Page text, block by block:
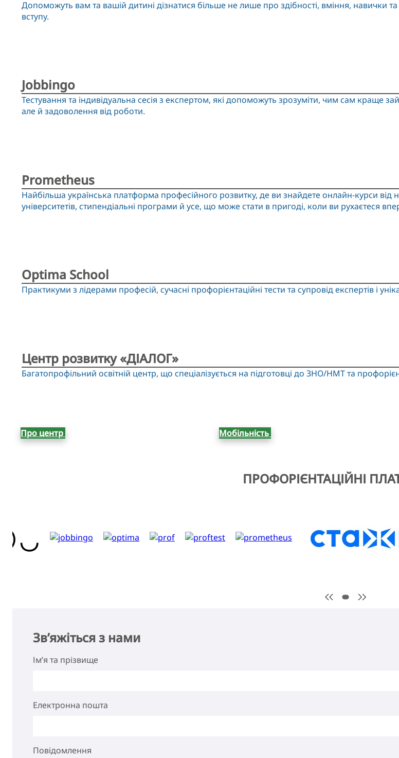
Допоможуть вам та вашій дитині дізнатися більше не лише про здібності, вміння, навички
вступу.
Jobbingo
Тестування та індивідуальна сесія з експертом, які допоможуть зрозуміти, чим сам краще
але й задоволення від роботи.
Prometheus
Найбільша українська платформа професійного розвитку, де ви знайдете онлайн-курси від
університетів, стипендіальні програми й усе, що може стати в пригоді, коли ви рухаєтеся
Optima School
Практикуми з лідерами професій, сучасні профорієнтаційні тести та супровід експертів і
Центр розвитку «ДІАЛОГ»
Багатопрофільний освітній центр, що спеціалізується на підготовці до ЗНО/НМТ та
Про центр Мобільність
ПРОФОРІЄНТАЦІЙНІ
Зв’яжіться з нами
Ім’я та прізвище
Електронна пошта
Повідомлення